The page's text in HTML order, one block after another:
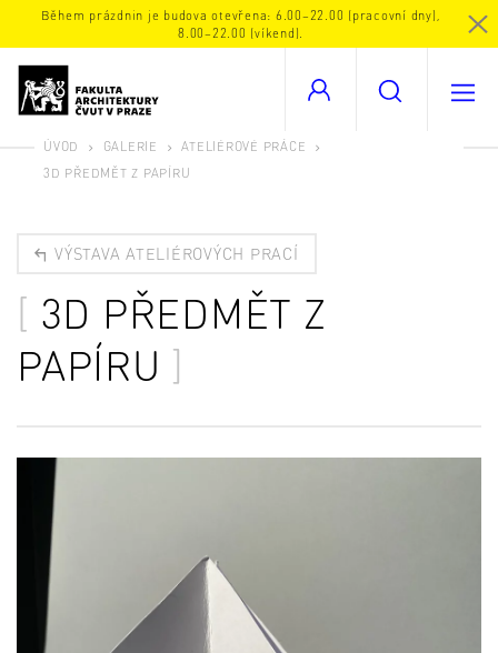
Během prázdnin je budova otevřena: 6.00–22.00 (pracovní dny),
8.00–22.00 (víkend).
ÚVOD GALERIE
ATELIÉROVÉ PRÁCE
3D PŘEDMĚT Z PAPÍRU
VÝSTAVA ATELIÉROVÝCH PRACÍ
3D PŘEDMĚT Z
PAPÍRU